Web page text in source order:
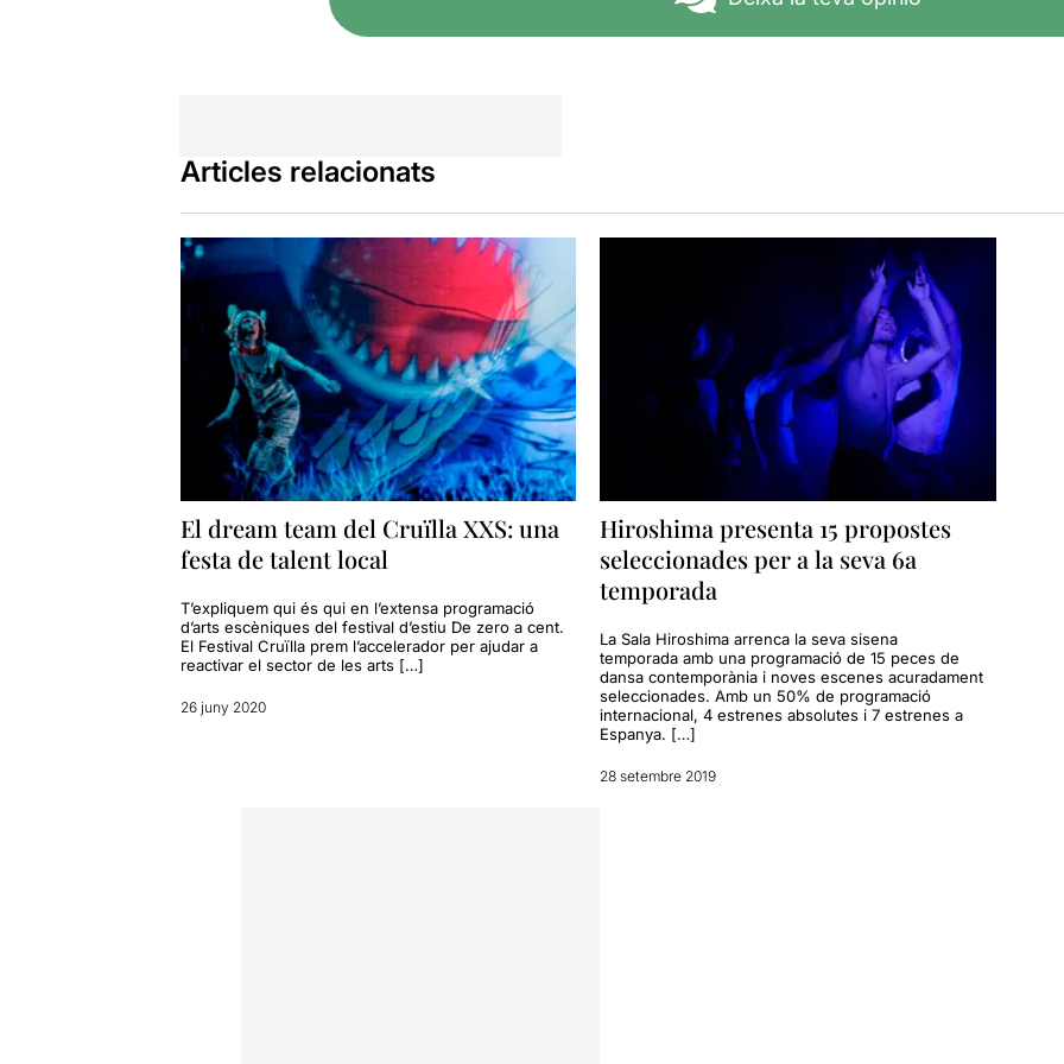
definitiva, un espectacle que ho té tot per ser molt gran però que potser
com si li faltés una volta per acabar de lligar tots els elements.
Articles relacionats
El dream team del Cruïlla XXS: una
festa de talent local
T’expliquem qui és qui en l’extensa programació
d’arts escèniques del festival d’estiu De zero a cent.
El Festival Cruïlla prem l’accelerador per ajudar a
reactivar el sector de les arts […]
26 juny 2020
Hiroshima presenta 15 propostes
seleccionades per a la seva 6a
temporada
La Sala Hiroshima arrenca la seva sisena
temporada amb una programació de 15 peces de
dansa contemporània i noves escenes acuradament
seleccionades. Amb un 50% de programació
internacional, 4 estrenes absolutes i 7 estrenes a
Espanya. […]
28 setembre 2019